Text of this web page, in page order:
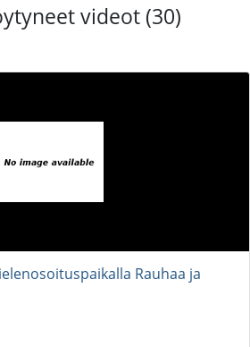
videot (30)
Rauhaa ja